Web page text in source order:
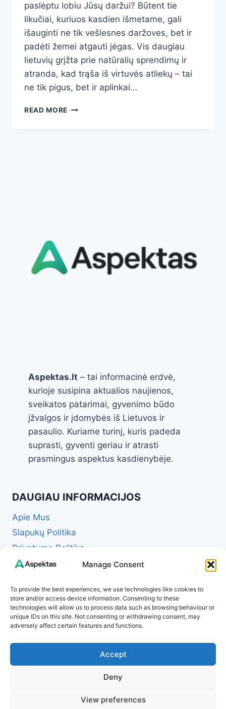
Manage Consent
To provide the best experiences, we use technologies like cookies to
store and/or access device information. Consenting to these
technologies will allow us to process data such as browsing behaviour or
unique IDs on this site. Not consenting or withdrawing consent, may
adversely affect certain features and functions.
Accept
Deny
View preferences
paslėptu lobiu Jūsų daržui? Būtent tie
likučiai, kuriuos kasdien išmetame, gali
išauginti ne tik vešlesnes daržoves, bet ir
padėti žemei atgauti jėgas. Vis daugiau
lietuvių grįžta prie natūralių sprendimų ir
atranda, kad trąša iš virtuvės atliekų – tai
ne tik pigus, bet ir aplinkai…
READ MORE VIRTUVĖS
Aspektas.lt – tai informacinė erdvė,
kurioje susipina aktualios naujienos,
sveikatos patarimai, gyvenimo būdo
įžvalgos ir įdomybės iš Lietuvos ir
pasaulio. Kuriame turinį, kuris padeda
suprasti, gyventi geriau ir atrasti
prasmingus aspektus kasdienybėje.
DAUGIAU INFORMACIJOS
Apie Mus
Slapukų Politika
Privatumo Politika
Redakcinė politika + Klaidų taisymo politika
Atsakomybės apribojimas (Disclaimer)
Naudojimosi taisyklės (Terms of Service)
Kontaktai
internete